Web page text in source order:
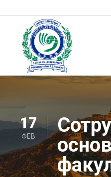
to
content
17
ФЕВ